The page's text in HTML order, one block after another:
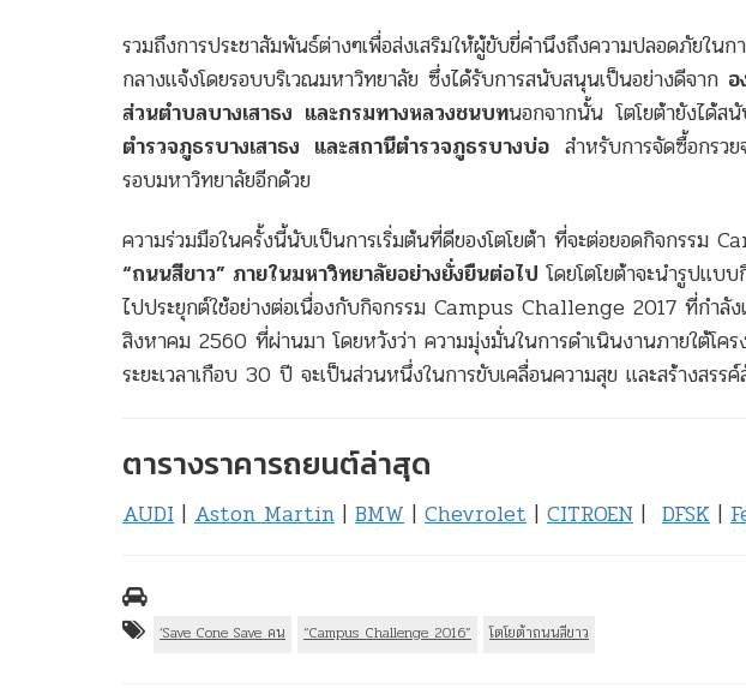
รวมถึงการประชาสัมพันธ์ต่างๆเพื่อส่งเสริมให้ผู้ขับขี่คำนึงถึงความปลอดภัย
กลางแจ้งโดยรอบบริเวณมหาวิทยาลัย ซึ่งได้รับการสนับสนุนเป็นอย่างดีจาก
ส่วนตำบลบางเสาธง และกรมทางหลวงชนบทนอกจากนั้น โตโยต้ายังได้
ตำรวจภูธรบางเสาธง และสถานีตำรวจภูธรบางบ่อ สำหรับการจัดซื้อกร
รอบมหาวิทยาลัยอีกด้วย
ความร่วมมือในครั้งนี้นับเป็นการเริ่มต้นที่ดีของโตโยต้า ที่จะต่อยอดกิจกรรม
“ถนนสีขาว” ภายในมหาวิทยาลัยอย่างยั่งยืนต่อไป โดยโตโยต้าจะนำรูปแบ
ไปประยุกต์ใช้อย่างต่อเนื่องกับกิจกรรม Campus Challenge 2017 ที่กำลั
สิงหาคม 2560 ที่ผ่านมา โดยหวังว่า ความมุ่งมั่นในการดำเนินงานภายใต้โคร
ระยะเวลาเกือบ 30 ปี จะเป็นส่วนหนึ่งในการขับเคลื่อนความสุข และสร้างสร
ตารางราคารถยนต์ล่าสุด
AUDI | Aston Martin | BMW | Chevrolet | CITROEN | DFSK |
‘Save Cone Save คน “Campus Challenge 2016” โตโยต้าถนนสีขาว